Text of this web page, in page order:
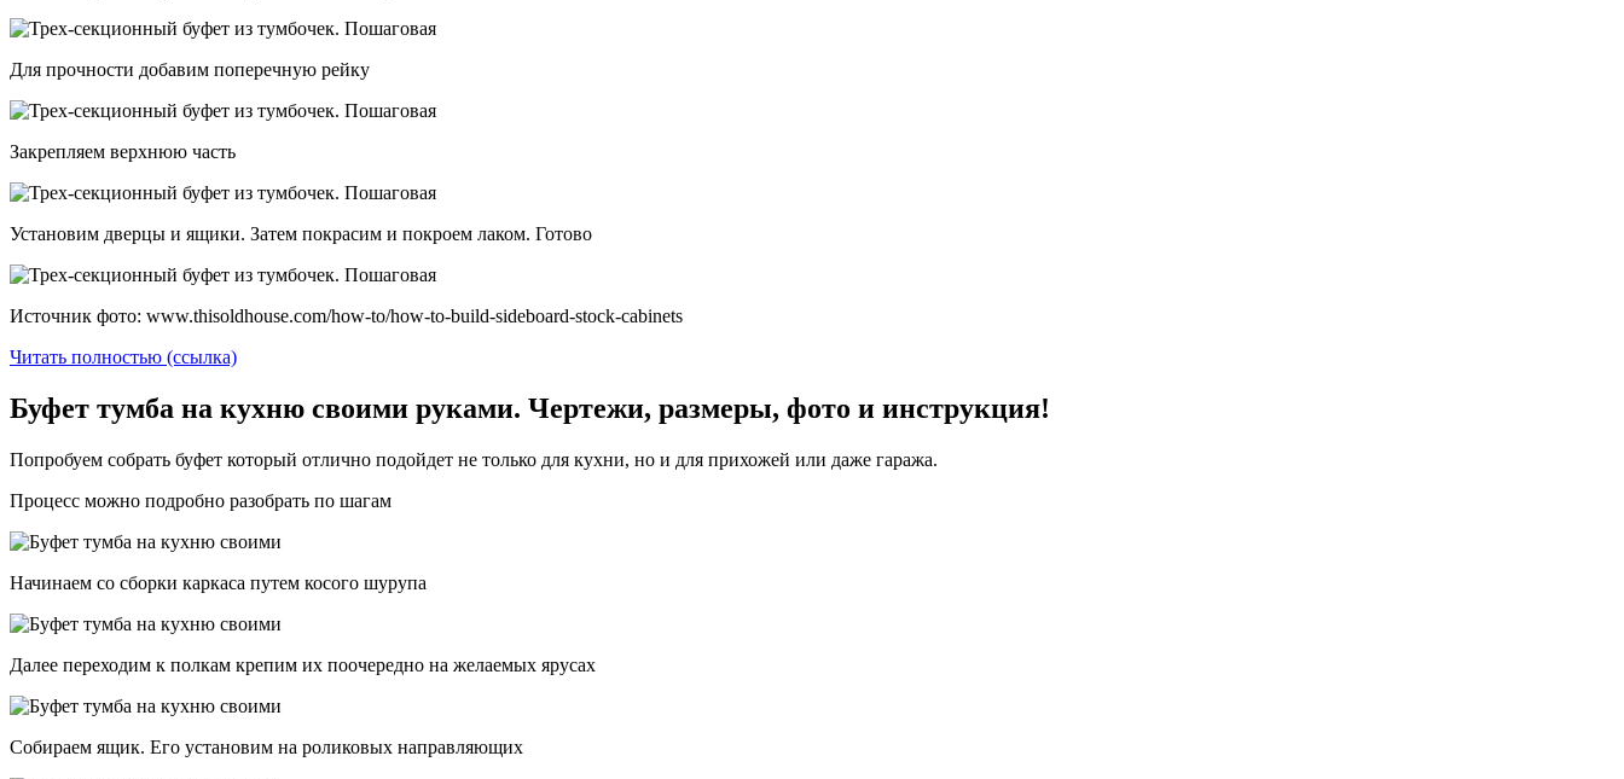
Для прочности добавим поперечную рейку
Закрепляем верхнюю часть
Установим дверцы и ящики. Затем покрасим и покроем лаком. Готово
Источник фото: www.thisoldhouse.com/how-to/how-to-build-sideboard-stock-cabinets
Читать полностью (ссылка)
Буфет тумба на кухню своими руками. Чертежи, размеры, фото и инструкция!
Попробуем собрать буфет который отлично подойдет не только для кухни, но и для прихожей или даже гаража.
Процесс можно подробно разобрать по шагам
Начинаем со сборки каркаса путем косого шурупа
Далее переходим к полкам крепим их поочередно на желаемых ярусах
Собираем ящик. Его установим на роликовых направляющих